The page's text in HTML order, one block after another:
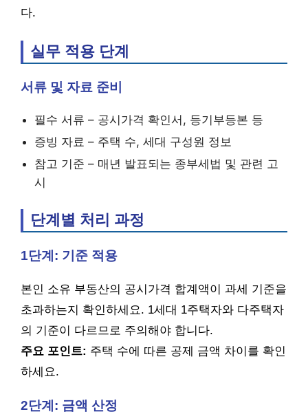
다.
실무 적용 단계
서류 및 자료 준비
필수 서류 – 공시가격 확인서, 등기부등본 등
증빙 자료 – 주택 수, 세대 구성원 정보
참고 기준 – 매년 발표되는 종부세법 및 관련 고
시
단계별 처리 과정
1단계: 기준 적용
본인 소유 부동산의 공시가격 합계액이 과세 기준을
초과하는지 확인하세요. 1세대 1주택자와 다주택자
의 기준이 다르므로 주의해야 합니다.
주요 포인트: 주택 수에 따른 공제 금액 차이를 확인
하세요.
2단계: 금액 산정